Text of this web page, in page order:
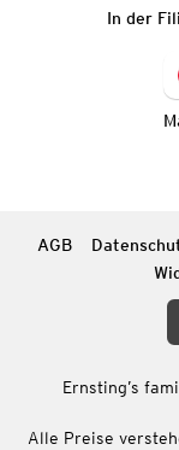
In der
AGB
Ernsting’s
Alle Preise